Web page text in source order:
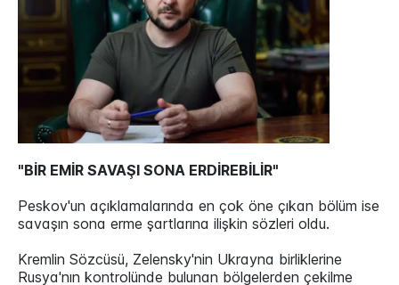
"BİR EMİR SAVAŞI SONA ERDİREBİLİR"
Peskov'un açıklamalarında en çok öne çıkan bölüm ise
savaşın sona erme şartlarına ilişkin sözleri oldu.
Kremlin Sözcüsü, Zelensky'nin Ukrayna birliklerine
Rusya'nın kontrolünde bulunan bölgelerden çekilme